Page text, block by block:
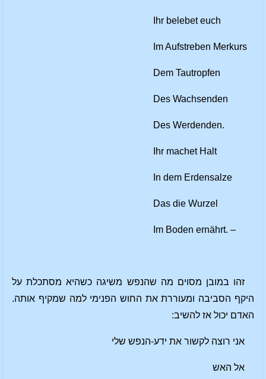
Ihr belebet euch
Im Aufstreben Merkurs
Dem Tautropfen
Des Wachsenden
Des Werdenden.
Ihr machet Halt
In dem Erdensalze
Das die Wurzel
Im Boden ernährt. –
זהו במובן מסוים מה שהנפש משיגה כשהיא מסתכלת על
היקף הסביבה ומעוררת את החוש הפנימי למה שמקיף אותה.
האדם יכול אז להשיב:
אני רוצה לקשור את ידע-הנפש שלי
אל האש